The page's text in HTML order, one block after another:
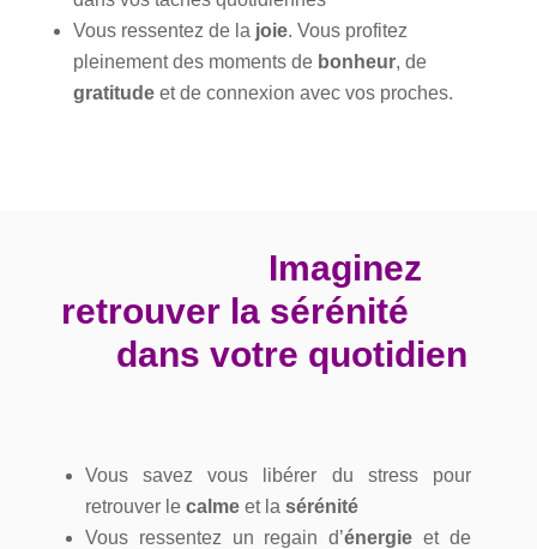
Vous ressentez de la joie. Vous profitez
pleinement des moments de bonheur, de
gratitudeet de connexion avec vos proches.
Imaginez
retrouver la sérénité
dans votre quotidien
Vous savez vous libérer du stress pour
retrouver le calmeet la sérénité
Vous ressentez un regain d’énergie et de